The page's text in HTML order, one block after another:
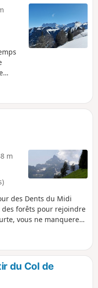
-
m
des Dents du Midi
forêts pour rejoindre
vous ne manquerez
sur les Dents du Midi
du Col de